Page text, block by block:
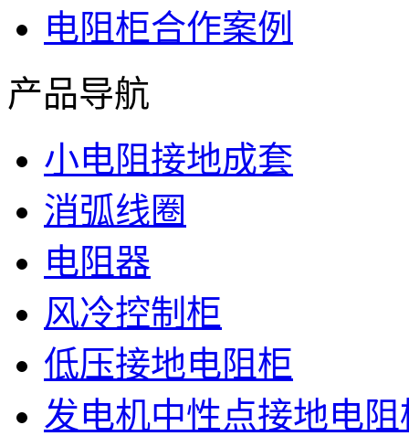
电阻柜合作案例
产品导航
小电阻接地成套
消弧线圈
电阻器
风冷控制柜
低压接地电阻柜
发电机中性点接地电阻